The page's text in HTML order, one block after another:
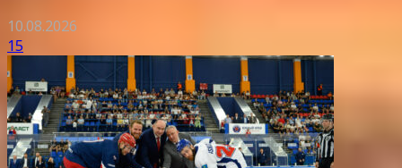
10.08.2026
15